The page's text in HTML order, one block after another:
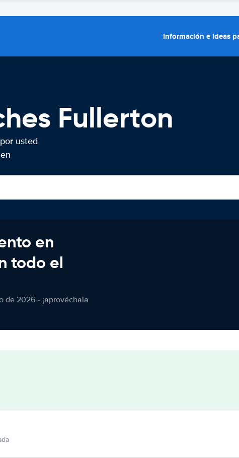
Información e ideas
Fullerton
usted
en
todo el
de 2026 - ¡aprovéchala